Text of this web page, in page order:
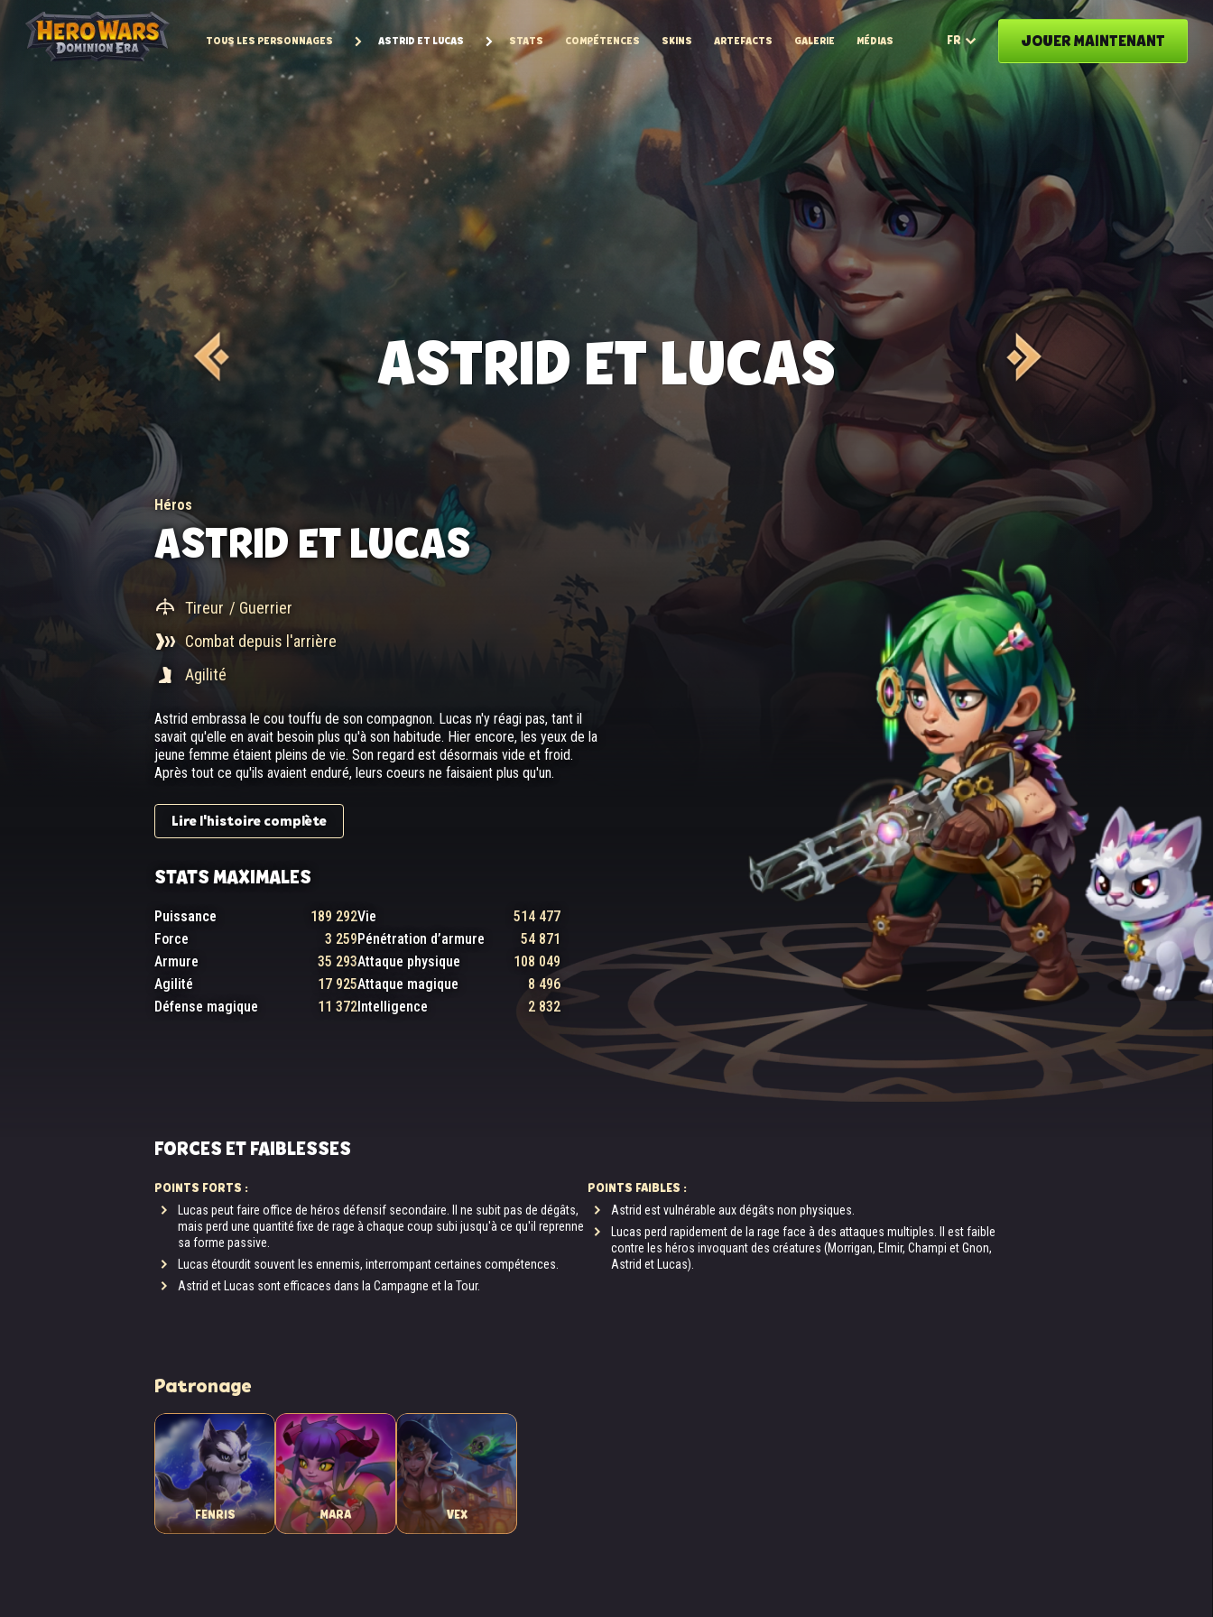
TOUS LES PERSONNAGES ASTRID ET LUCAS STATS COMPÉTENCES SKINS ARTEFACTS GALERIE MÉDIAS FR JOUER MAINTENANT
ASTRID ET LUCAS
Héros
ASTRID ET LUCAS
Tireur / Guerrier
Combat depuis l'arrière
Agilité
Astrid embrassa le cou touffu de son compagnon. Lucas n'y réagi pas, tant il
savait qu'elle en avait besoin plus qu'à son habitude. Hier encore, les yeux de la
jeune femme étaient pleins de vie. Son regard est désormais vide et froid.
Après tout ce qu'ils avaient enduré, leurs coeurs ne faisaient plus qu'un.
Lire l'histoire complète
STATS MAXIMALES
Puissance 189 292Vie
514 477
Force
3 259Pénétration d’armure
54 871
Armure
35 293Attaque physique
108 049
Agilité
17 925Attaque magique
8 496
Défense magique
11 372Intelligence 2 832
FORCES ET FAIBLESSES
POINTS FORTS :
Lucas peut faire office de héros défensif secondaire. Il ne subit pas de dégâts,
mais perd une quantité fixe de rage à chaque coup subi jusqu'à ce qu'il reprenne
sa forme passive.
Lucas étourdit souvent les ennemis, interrompant certaines compétences.
Astrid et Lucas sont efficaces dans la Campagne et la Tour.
POINTS FAIBLES :
Astrid est vulnérable aux dégâts non physiques.
Lucas perd rapidement de la rage face à des attaques multiples. Il est faible
contre les héros invoquant des créatures (Morrigan, Elmir, Champi et Gnon,
Astrid et Lucas).
Patronage
FENRIS MARA VEX